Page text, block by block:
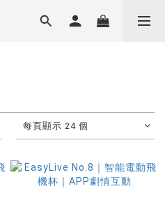
每頁顯示 24 個